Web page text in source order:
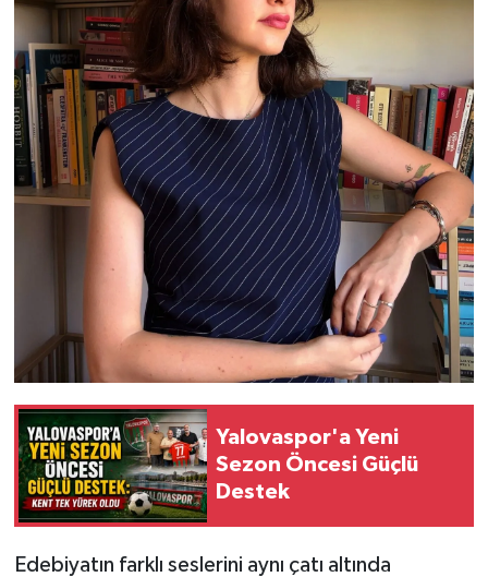
Yalovaspor'a Yeni
Sezon Öncesi Güçlü
Destek
Edebiyatın farklı seslerini aynı çatı altında